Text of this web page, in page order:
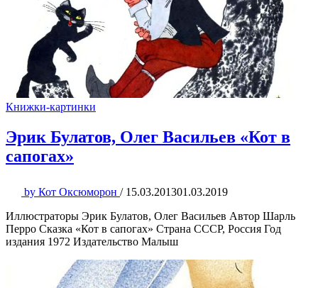
Книжки-картинки
Эрик Булатов, Олег Васильев «Кот в
сапогах»
by Кот Оксюморон / 15.03.201301.03.2019
Иллюстраторы Эрик Булатов, Олег Васильев Автор Шарль
Перро Сказка «Кот в сапогах» Страна СССР, Россия Год
издания 1972 Издательство Малыш